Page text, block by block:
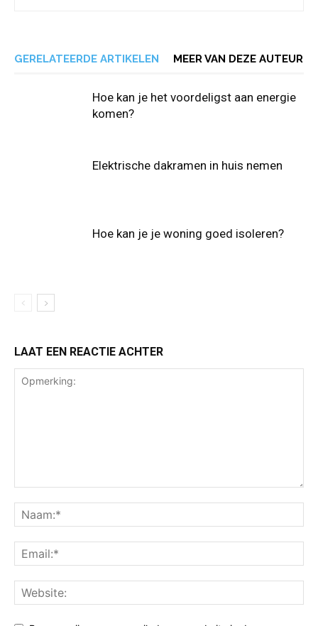
GERELATEERDE ARTIKELEN MEER VAN DEZE AUTEUR
Hoe kan je het voordeligst aan energie
komen?
Elektrische dakramen in huis nemen
Hoe kan je je woning goed isoleren?
LAAT EEN REACTIE ACHTER